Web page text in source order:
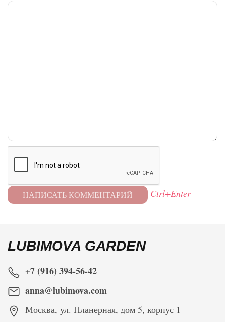
Ctrl+Enter
LUBIMOVA GARDEN
+7 (916) 394-56-42
anna@lubimova.com
Москва, ул. Планерная, дом 5, корпус 1